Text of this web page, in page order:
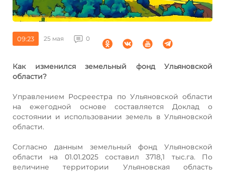
09:23 25 мая 0
Как изменился земельный фонд Ульяновской
области?
Управлением Росреестра по Ульяновской области
на ежегодной основе составляется Доклад о
состоянии и использовании земель в Ульяновской
области.
Согласно данным земельный фонд Ульяновской
области на 01.01.2025 составил 3718,1 тыс.га. По
величине территории Ульяновская область